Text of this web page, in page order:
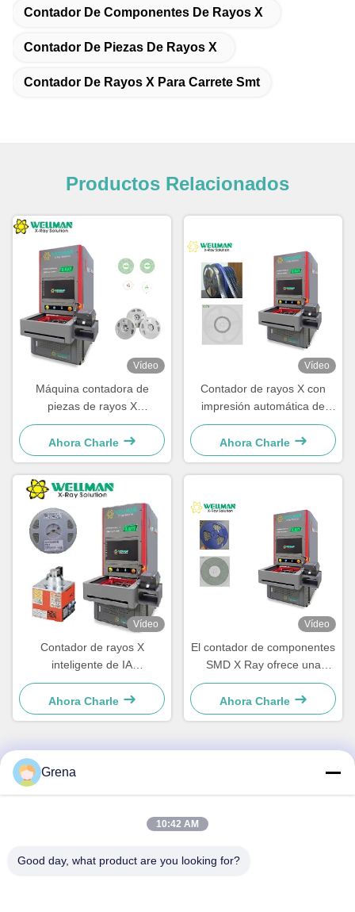
Contador De Componentes De Rayos X
Contador De Piezas De Rayos X
Contador De Rayos X Para Carrete Smt
Productos Relacionados
Vídeo
Máquina contadora de
piezas de rayos X
Microfocus 30μm Punto focal
80kV 17" FPD
Ahora Charle
Vídeo
Contador de rayos X con
impresión automática de
etiquetas para recuento de
componentes SMD
Ahora Charle
Vídeo
Contador de rayos X
inteligente de IA
semiautomático de 1500W
para el recuento de
componentes ultrarápidos
Ahora Charle
Vídeo
El contador de componentes
SMD X Ray ofrece una
precisión del 99,99 % en
carretes de 7 a 15 pulgadas
en solo 10 segundos
Ahora Charle
Contacto rápido
Heping, Calle Fuhai, Distrito Baoan, Shenzhen
Grena
10:42 AM
Good day, what product are you looking for?